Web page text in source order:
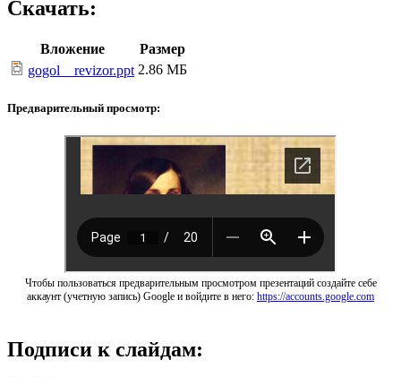
Скачать:
Вложение
Размер
gogol__revizor.ppt 2.86 МБ
Предварительный просмотр:
Чтобы пользоваться предварительным просмотром презентаций создайте себе
аккаунт (учетную запись) Google и войдите в него: https://accounts.google.com
Подписи к слайдам: